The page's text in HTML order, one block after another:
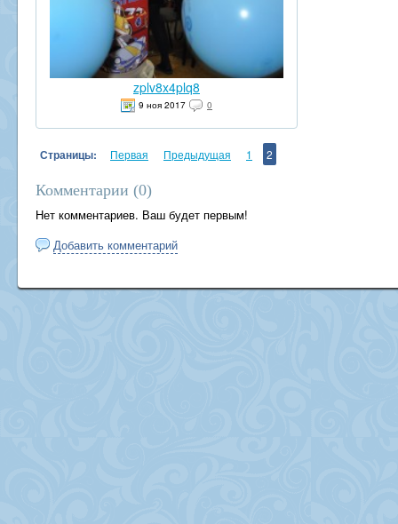
zplv8x4plq8
9 ноя 2017 0
Страницы: Первая Предыдущая 1 2
Комментарии (0)
Нет комментариев. Ваш будет первым!
Добавить комментарий